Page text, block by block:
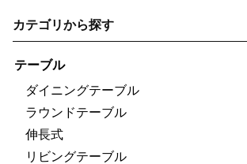
カテゴリから探す
テーブル
ダイニングテーブル
ラウンドテーブル
伸長式
リビングテーブル